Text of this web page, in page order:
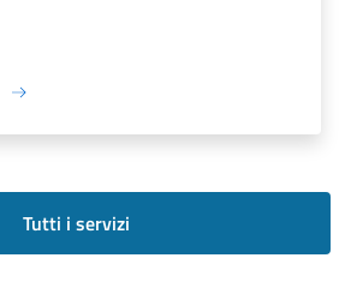
Tutti i servizi